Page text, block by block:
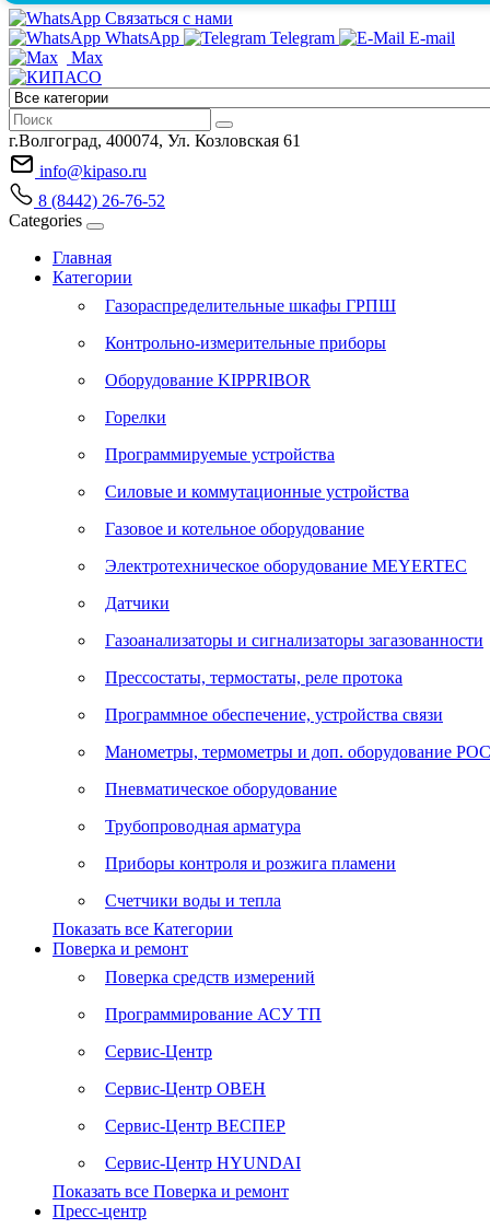
Связаться с нами
WhatsApp
Telegram
E-mail
Max
г.Волгоград, 400074, Ул. Козловская 61
info@kipaso.ru
8 (8442) 26-76-52
Categories
Главная
Категории
Газораспределительные шкафы ГРПШ
Контрольно-измерительные приборы
Оборудование KIPPRIBOR
Горелки
Программируемые устройства
Силовые и коммутационные устройства
Газовое и котельное оборудование
Электротехническое оборудование MEYERTEC
Датчики
Газоанализаторы и сигнализаторы загазованности
Прессостаты, термостаты, реле протока
Программное обеспечение, устройства связи
Манометры, термометры и доп. оборудование
Пневматическое оборудование
Трубопроводная арматура
Приборы контроля и розжига пламени
Счетчики воды и тепла
Показать все Категории
Поверка и ремонт
Поверка средств измерений
Программирование АСУ ТП
Сервис-Центр
Сервис-Центр ОВЕН
Сервис-Центр ВЕСПЕР
Сервис-Центр HYUNDAI
Показать все Поверка и ремонт
Пресс-центр